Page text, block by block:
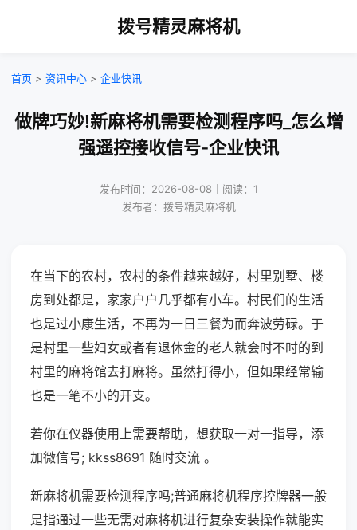
拨号精灵麻将机
首页 > 资讯中心 > 企业快讯
做牌巧妙!新麻将机需要检测程序吗_怎么增
强遥控接收信号-企业快讯
发布时间：2026-08-08｜阅读：1
发布者：拨号精灵麻将机
在当下的农村，农村的条件越来越好，村里别墅、楼
房到处都是，家家户户几乎都有小车。村民们的生活
也是过小康生活，不再为一日三餐为而奔波劳碌。于
是村里一些妇女或者有退休金的老人就会时不时的到
村里的麻将馆去打麻将。虽然打得小，但如果经常输
也是一笔不小的开支。
若你在仪器使用上需要帮助，想获取一对一指导，添
加微信号; kkss8691 随时交流 。
新麻将机需要检测程序吗;普通麻将机程序控牌器一般
是指通过一些无需对麻将机进行复杂安装操作就能实